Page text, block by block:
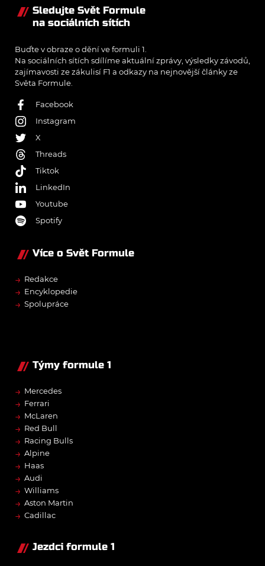
Sledujte Svět Formule
na sociálních sítích
Buďte v obraze o dění ve formuli 1.
Na sociálních sítích sdílíme aktuální zprávy, výsledky závodů,
zajímavosti ze zákulisí F1 a odkazy na nejnovější články ze
Světa Formule.
Facebook
Instagram
X
Threads
Tiktok
LinkedIn
Youtube
Spotify
Více o Svět Formule
→ Redakce
→ Encyklopedie
→ Spolupráce
Týmy formule 1
→ Mercedes
→ Ferrari
→ McLaren
→ Red Bull
→ Racing Bulls
→ Alpine
→ Haas
→ Audi
→ Williams
→ Aston Martin
→ Cadillac
Jezdci formule 1